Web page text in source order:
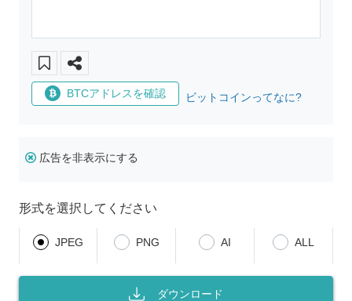
BTCアドレスを確認 ビットコインってなに?
広告を非表示にする
形式を選択してください
JPEG PNG AI ALL
ダウンロード